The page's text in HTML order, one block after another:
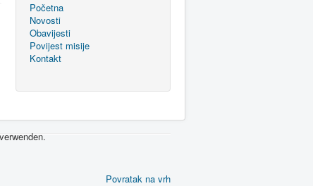
Početna
Novosti
Obavijesti
Povijest misije
Kontakt
Povratak na vrh